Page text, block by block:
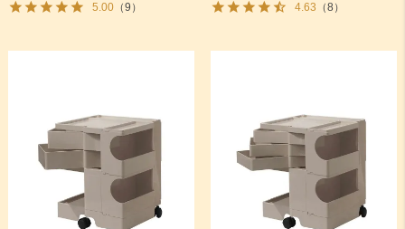
5.00（9）
4.63 （8）